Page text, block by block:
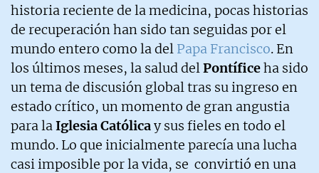
historia reciente de la medicina, pocas historias
de recuperación han sido tan seguidas por el
mundo entero como la del Papa Francisco. En
los últimos meses, la salud delPontíficeha sido
un tema de discusión global tras su ingreso en
estado crítico, un momento de gran angustia
para laIglesia Católicay sus fieles en todo el
mundo. Lo que inicialmente parecía una lucha
casi imposible por la vida, se convirtió en una